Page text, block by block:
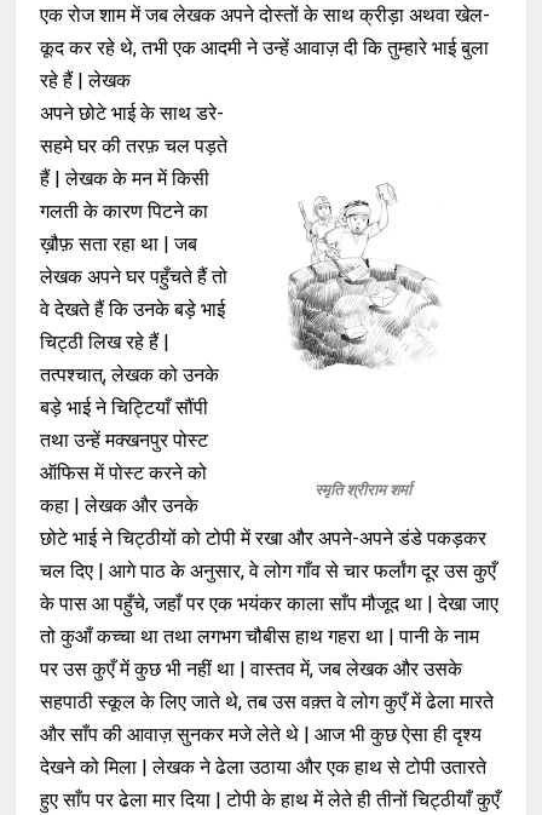
एक रोज शाम में जब लेखक अपने दोस्तों के साथ क्रीड़ा अथवा खेल-
कूद कर रहे थे, तभी एक आदमी ने उन्हें आवाज़ दी कि तुम्हारे भाई बुला
रहे हैं | लेखक
स्मृति श्रीराम शर्मा
अपने छोटे भाई के साथ डरे-
सहमे घर की तरफ़ चल पड़ते
हैं | लेखक के मन में किसी
गलती के कारण पिटने का
ख़ौफ़ सता रहा था | जब
लेखक अपने घर पहुँचते हैं तो
वे देखते हैं कि उनके बड़े भाई
चिट्ठी लिख रहे हैं |
तत्पश्चात्, लेखक को उनके
बड़े भाई ने चिट्टियाँ सौंपी
तथा उन्हें मक्खनपुर पोस्ट
ऑफिस में पोस्ट करने को
कहा | लेखक और उनके
छोटे भाई ने चिट्ठीयों को टोपी में रखा और अपने-अपने डंडे पकड़कर
चल दिए | आगे पाठ के अनुसार, वे लोग गाँव से चार फर्लांग दूर उस कुएँ
के पास आ पहुँचे, जहाँ पर एक भयंकर काला साँप मौजूद था | देखा जाए
तो कुआँ कच्चा था तथा लगभग चौबीस हाथ गहरा था | पानी के नाम
पर उस कुएँ में कुछ भी नहीं था | वास्तव में, जब लेखक और उसके
सहपाठी स्कूल के लिए जाते थे, तब उस वक़्त वे लोग कुएँ में ढेला मारते
और साँप की आवाज़ सुनकर मजे लेते थे | आज भी कुछ ऐसा ही दृश्य
देखने को मिला | लेखक ने ढेला उठाया और एक हाथ से टोपी उतारते
हुए साँप पर ढेला मार दिया | टोपी के हाथ में लेते ही तीनों चिट्ठीयाँ कुएँ